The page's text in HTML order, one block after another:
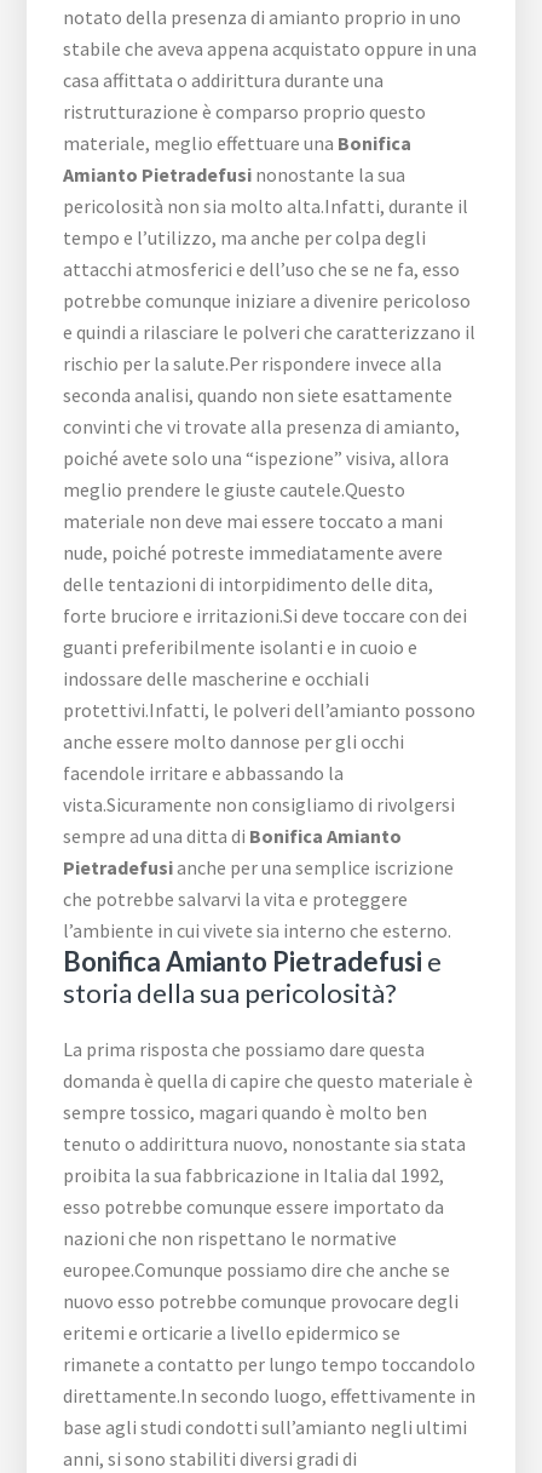
notato della presenza di amianto proprio in uno
stabile che aveva appena acquistato oppure in una
casa affittata o addirittura durante una
ristrutturazione è comparso proprio questo
materiale, meglio effettuare una Bonifica
Amianto Pietradefusi nonostante la sua
pericolosità non sia molto alta.Infatti, durante il
tempo e l’utilizzo, ma anche per colpa degli
attacchi atmosferici e dell’uso che se ne fa, esso
potrebbe comunque iniziare a divenire pericoloso
e quindi a rilasciare le polveri che caratterizzano il
rischio per la salute.Per rispondere invece alla
seconda analisi, quando non siete esattamente
convinti che vi trovate alla presenza di amianto,
poiché avete solo una “ispezione” visiva, allora
meglio prendere le giuste cautele.Questo
materiale non deve mai essere toccato a mani
nude, poiché potreste immediatamente avere
delle tentazioni di intorpidimento delle dita,
forte bruciore e irritazioni.Si deve toccare con dei
guanti preferibilmente isolanti e in cuoio e
indossare delle mascherine e occhiali
protettivi.Infatti, le polveri dell’amianto possono
anche essere molto dannose per gli occhi
facendole irritare e abbassando la
vista.Sicuramente non consigliamo di rivolgersi
sempre ad una ditta di Bonifica Amianto
Pietradefusianche per una semplice iscrizione
che potrebbe salvarvi la vita e proteggere
l’ambiente in cui vivete sia interno che esterno.
Bonifica Amianto Pietradefusi e
storia della sua pericolosità?
La prima risposta che possiamo dare questa
domanda è quella di capire che questo materiale è
sempre tossico, magari quando è molto ben
tenuto o addirittura nuovo, nonostante sia stata
proibita la sua fabbricazione in Italia dal 1992,
esso potrebbe comunque essere importato da
nazioni che non rispettano le normative
europee.Comunque possiamo dire che anche se
nuovo esso potrebbe comunque provocare degli
eritemi e orticarie a livello epidermico se
rimanete a contatto per lungo tempo toccandolo
direttamente.In secondo luogo, effettivamente in
base agli studi condotti sull’amianto negli ultimi
anni, si sono stabiliti diversi gradi di